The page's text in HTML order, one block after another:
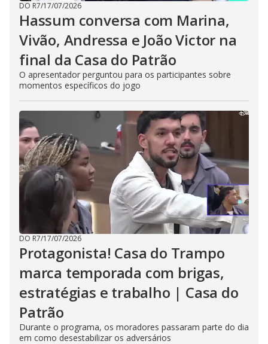
DO R7/17/07/2026
Hassum conversa com Marina,
Vivão, Andressa e João Victor na
final da Casa do Patrão
O apresentador perguntou para os participantes sobre
momentos específicos do jogo
DO R7/17/07/2026
Protagonista! Casa do Trampo
marca temporada com brigas,
estratégias e trabalho | Casa do
Patrão
Durante o programa, os moradores passaram parte do dia
em como desestabilizar os adversários